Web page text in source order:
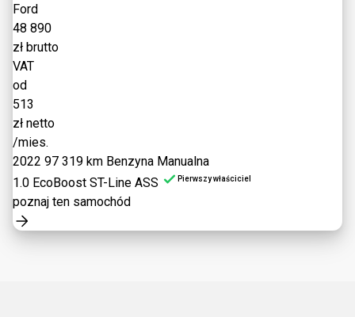
Ford
48 890
zł brutto
VAT
od
513
zł netto
/mies.
2022 97 319 km Benzyna Manualna
1.0 EcoBoost ST-Line ASS
Pierwszy właściciel
poznaj ten samochód